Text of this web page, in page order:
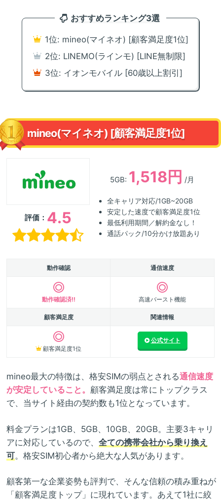
おすすめランキング3選
1位: mineo(マイネオ) [顧客満足度1位]
2位: LINEMO(ラインモ) [LINE無制限]
3位: イオンモバイル [60歳以上割引]
mineo(マイネオ) [顧客満足度1位]
評価： 4.5
5GB: 1,518円 /月
全キャリア対応/1GB~20GB
安定した速度で顧客満足度1位
最低利用期間／解約金なし！
通話パック/10分かけ放題あり
動作確認 通信速度
動作確認済!! 高速バースト機能
顧客満足度 関連情報
顧客満足度1位
公式サイト
mineo最大の特徴は、格安SIMの弱点とされる通信速度
が安定していること。 顧客満足度は常にトップクラス
で、当サイト経由の契約数も1位となっています。
料金プランは1GB、5GB、10GB、20GB。主要3キャリ
アに対応しているので、 全ての携帯会社から乗り換え
可。格安SIM初心者から絶大な人気があります。
顧客第一な企業姿勢も評判で、そんな信頼の積み重ねが
「顧客満足度トップ」に現れています。あえて1社に絞